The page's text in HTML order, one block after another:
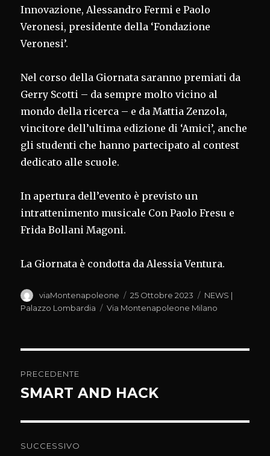
Innovazione, Alessandro Fermi e Paolo
Veronesi, presidente della ‘Fondazione
Veronesi’.
Nel corso della Giornata saranno premiati da
Gerry Scotti – da sempre molto vicino al
mondo della ricerca – e da Mattia Zenzola,
vincitore dell’ultima edizione di ‘Amici’, anche
gli studenti che hanno partecipato al contest
dedicato alle scuole.
In apertura dell’evento è previsto un
intrattenimento musicale Con Paolo Fresu e
Frida Bollani Magoni.
La Giornata è condotta da Alessia Ventura.
Autore
viaMontenapoleone
Pubblicato
il
25 Ottobre 2023 Categorie
NEWS |
Palazzo Lombardia
Tag
Via Montenapoleone Milano
articoli
PRECEDENTE
Articolo
SMART AND HACK
SUCCESSIVO